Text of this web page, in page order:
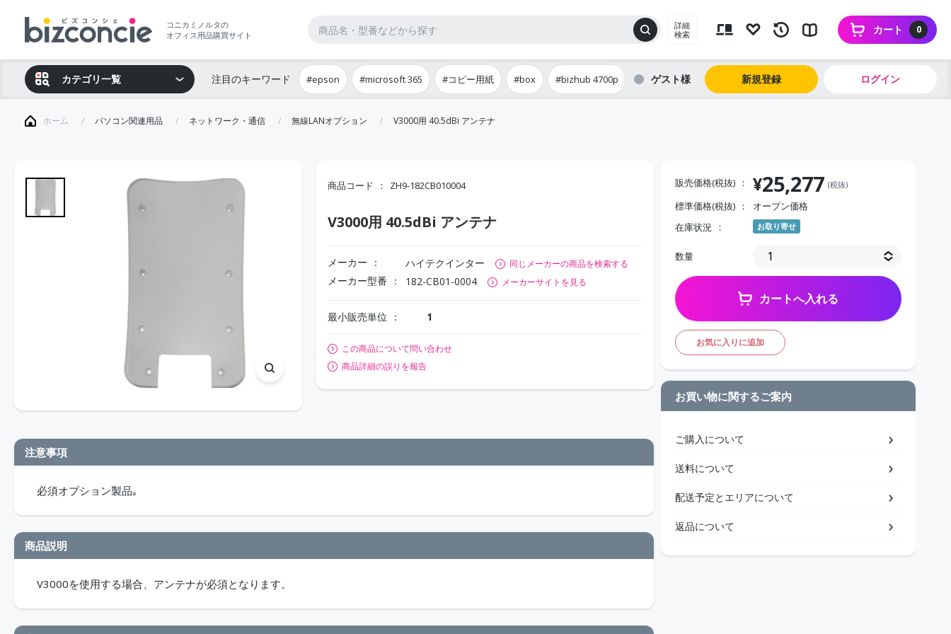
コニカミノルタの
オフィス用品購買サイト
詳細
検索
0
カート
カテゴリ一覧 注目のキーワード #epson #microsoft 365 #コピー用紙 #box #bizhub 4700p ゲスト 新規登録 ログイン
ホーム パソコン関連用品 ネットワーク・通信 無線LANオプション V3000用 40.5dBi アンテナ
商品コード ZH9-182CB010004
V3000用 40.5dBi アンテナ
メーカー ハイテクインター 同じメーカーの商品を検索する
メーカー型番 182-CB01-0004 メーカーサイトを見る
最小販売単位 1
この商品について問い合わせ
商品詳細の誤りを報告
注意事項
必須オプション製品｡
商品説明
V3000を使用する場合、アンテナが必須となります。
販売価格(税抜) ¥25,277 (税抜)
標準価格(税抜)
オープン価格
在庫状況
お取り寄せ
数量
カートへ入れる
お気に入りに追加
お買い物に関するご案内
ご購入について
送料について
配送予定とエリアについて
返品について